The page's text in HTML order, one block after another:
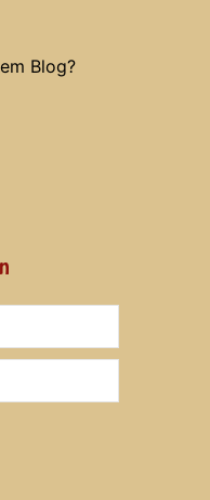
Blog?